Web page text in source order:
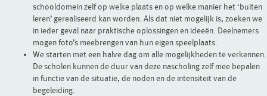
schooldomein zelf op welke plaats en op welke manier het ‘buiten
leren’ gerealiseerd kan worden. Als dat niet mogelijk is, zoeken we
in ieder geval naar praktische oplossingen en ideeën. Deelnemers
mogen foto’s meebrengen van hun eigen speelplaats.
We starten met een halve dag om alle mogelijkheden te verkennen.
De scholen kunnen de duur van deze nascholing zelf mee bepalen
in functie van de situatie, de noden en de intensiteit van de
begeleiding.